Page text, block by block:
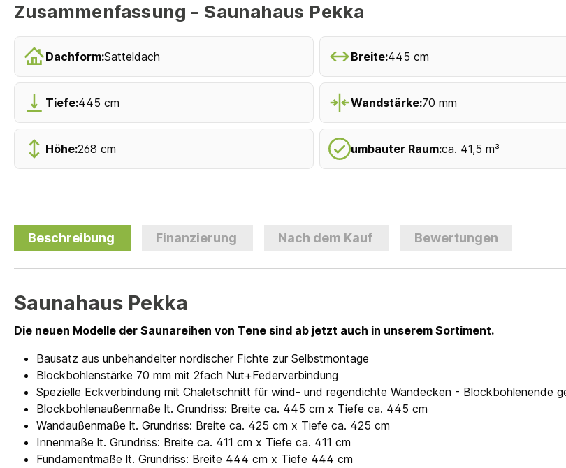
Zusammenfassung - Saunahaus Pekka
Dachform:Satteldach Breite:445 cm
Tiefe:445 cm Wandstärke:70 mm
Höhe:268 cm umbauter Raum:ca. 41,5 m³
Beschreibung Finanzierung Nach dem Kauf Bewertungen
Saunahaus Pekka
Die neuen Modelle der Saunareihen von Tene sind ab jetzt auch in unserem Sortiment.
Bausatz aus unbehandelter nordischer Fichte zur Selbstmontage
Blockbohlenstärke 70 mm mit 2fach Nut+Federverbindung
Spezielle Eckverbindung mit Chaletschnitt für wind- und regendichte Wandecken - Blockbohlenende
Blockbohlenaußenmaße lt. Grundriss: Breite ca. 445 cm x Tiefe ca. 445 cm
Wandaußenmaße lt. Grundriss: Breite ca. 425 cm x Tiefe ca. 425 cm
Innenmaße lt. Grundriss: Breite ca. 411 cm x Tiefe ca. 411 cm
Fundamentmaße lt. Grundriss: Breite 444 cm x Tiefe 444 cm